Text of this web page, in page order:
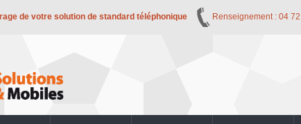
de votre solution de standard téléphonique Renseignement : 04